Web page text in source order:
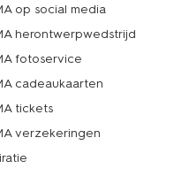
op social media
herontwerpwedstrijd
fotoservice
cadeaukaarten
tickets
verzekeringen